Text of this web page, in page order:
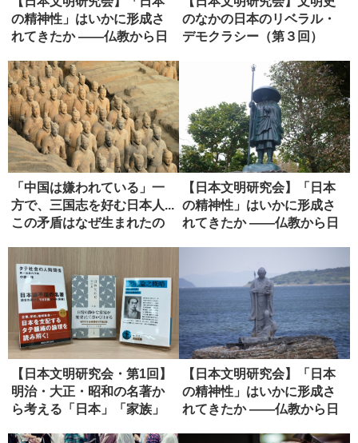
の精神性」はいかに形成さ
れてきたか ――仏教から日
のなかの日本のリベラル・
デモクラシー（第３回）
「中国は嫌われている」一
方で、三国志を好む日本人...
この矛盾はなぜ生まれたの
【日本文明研究会】「日本
の精神性」はいかに形成さ
れてきたか ――仏教から日
【日本文明研究会・第1回】
明治・大正・昭和の名著か
ら考える「日本」「家族」
【日本文明研究会】「日本
の精神性」はいかに形成さ
れてきたか ――仏教から日